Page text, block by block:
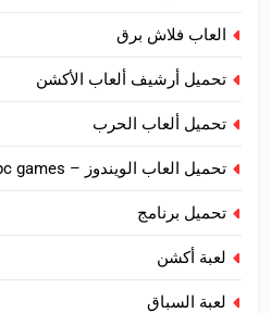
العاب فلاش برق
تحميل أرشيف ألعاب الأكشن
تحميل ألعاب الحرب
تحميل العاب الويندوز – download pc games
تحميل برنامج
لعبة أكشن
لعبة السباق